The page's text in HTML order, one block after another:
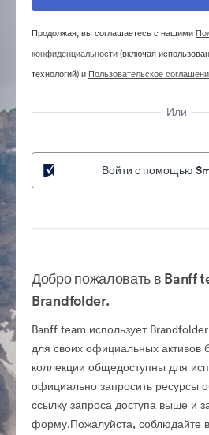
Продолжая, вы соглашаетесь с нашими
конфиденциальности(включая
технологий) и Пользовательское
Или
Войти с помощью
Добро пожаловать в Banff
Brandfolder.
Banff team использует
для своих официальных активов
коллекции общедоступны для
официально запросить ресурсы
ссылку запроса доступа выше и
форму.Пожалуйста, соблюдайте